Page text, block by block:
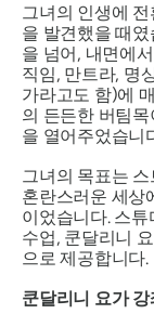
그녀의 인생에
을 발견했을 때
을 넘어, 내면에
직임, 만트라, 명
가라고도 함)에
의 든든한 버팀
을 열어주었습니
그녀의 목표는
혼란스러운 세상
이었습니다. 스
수업, 쿤달리니
으로 제공합니다.
쿤달리니 요가 강